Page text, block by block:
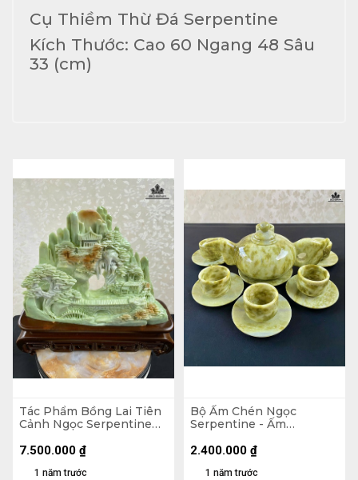
Cụ Thiềm Thừ Đá Serpentine
Kích Thước: Cao 60 Ngang 48 Sâu
33 (cm)
Tác Phẩm Bồng Lai Tiên
Cảnh Ngọc Serpentine
Sâu 11 (cm) - Lên Đế Cao
1 năm trước
7.500.000 ₫
Bộ Ấm Chén Ngọc
Serpentine - Ấm
5x4,2 (cm)
1 năm trước
2.400.000 ₫